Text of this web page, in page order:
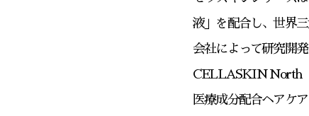
液」を配合し、世界
会社によって研究開
CELLASKIN North（
医療成分配合ヘアケ